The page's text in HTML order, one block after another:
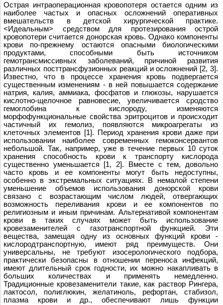
Острая интраоперационная кровопотеря остаeтся одним из
наиболее частых и опасных осложнений оперативных
вмешательств в детской хирургической практике.
<Идеальным> средством для протезирования острой
кровопотери считается донорская кровь. Однако компоненты
крови по-прежнему остаются опасными биологическими
продуктами, способными быть источником
гемотрансмиссивных заболеваний, причиной развития
различных посттрансфузионных реакций и осложнений [2, 3].
Известно, что в процессе хранения кровь подвергается
существенным изменениям - в ней повышается содержание
натрия, калия, аммиака, фосфатов и глюкозы, нарушается
кислотно-щелочное равновесие, увеличивается сродство
гемоглобина к кислороду, изменяются
морфофункциональные свойства эритроцитов и происходит
частичный их гемолиз, появляются микроагрегаты из
клеточных элементов [1]. Период хранения крови даже при
использовании наиболее современных гемоконсервантов
небольшой. Так, например, уже в течение первых 10 суток
хранения способность крови к транспорту кислорода
существенно уменьшается [1, 2]. Вместе с тем, довольно
часто кровь и ее компоненты могут быть недоступны,
особенно в экстремальных ситуациях. В немалой степени
уменьшение объeмов использования донорской крови
связано с возрастающим числом людей, отвергающих
возможность переливания крови и ее компонентов по
религиозным и иным причинам. Альтернативой компонентам
крови в таких случаях может быть использование
кровезаменителей с газотранспортной функцией. Эти
вещества, замещая одну из основных функций крови -
кислородтранспортную, имеют ряд преимуществ. Они
универсальны, не требуют изосерологического подбора,
практически безопасны в отношении переноса инфекций,
имеют длительный срок годности, их можно накапливать в
больших количествах и применять немедленно.
Традиционные кровезаменители такие, как раствор Рингера,
лактосол, полиглюкин, желатиноль, рефортан, стабизол,
плазма крови и др., обеспечивают лишь функции